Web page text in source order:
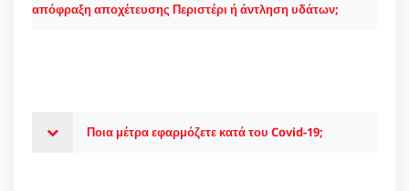
απόφραξη αποχέτευσης Περιστέρι ή άντληση υδάτων;
Ποια μέτρα εφαρμόζετε κατά του Covid-19;